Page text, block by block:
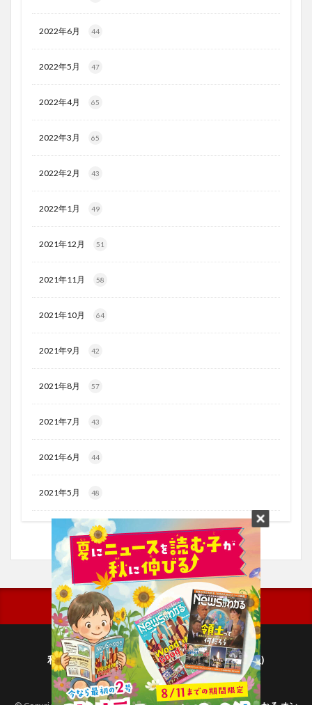
2022年6月 44
2022年5月 47
2022年4月 65
2022年3月 65
2022年2月 43
2022年1月 49
2021年12月 51
2021年11月 58
2021年10月 64
2021年9月 42
2021年8月 57
2021年7月 43
2021年6月 44
2021年5月 48
利用規約
プライバシーポリシー(毎日新聞出版)
個人情報について(毎日新聞社)